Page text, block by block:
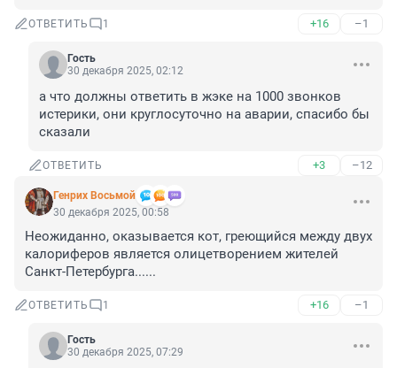
ОТВЕТИТЬ 1 +16 –1
Гость
30 декабря 2025, 02:12
а что должны ответить в жэке на 1000 звонков
истерики, они круглосуточно на аварии, спасибо бы
сказали
ОТВЕТИТЬ +3 –12
Генрих Восьмой
30 декабря 2025, 00:58
Неожиданно, оказывается кот, греющийся между двух
калориферов является олицетворением жителей
Санкт-Петербурга......
ОТВЕТИТЬ 1 +16 –1
Гость
30 декабря 2025, 07:29